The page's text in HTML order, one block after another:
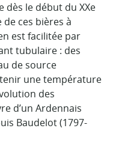
le début du XXe
ces bières à
est facilitée par
tubulaire : des
de source
une température
des
d’un Ardennais
Baudelot (1797-